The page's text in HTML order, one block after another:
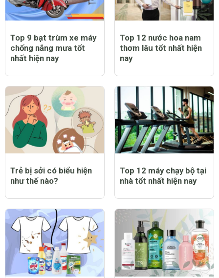
Top 9 bạt trùm xe máy
chống nắng mưa tốt
nhất hiện nay
Top 12 nước hoa nam
thơm lâu tốt nhất hiện
nay
Trẻ bị sởi có biểu hiện
như thế nào?
Top 12 máy chạy bộ tại
nhà tốt nhất hiện nay